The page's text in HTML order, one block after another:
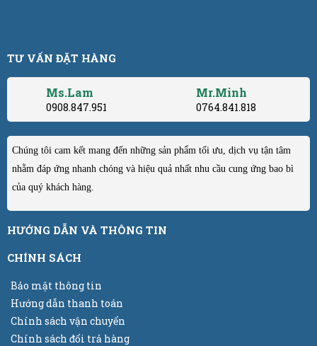
TƯ VẤN ĐẶT HÀNG
Ms.Lam
0908.847.951
Mr.Minh
0764.841.818
Chúng tôi cam kết mang đến những sản phẩm tối ưu, dịch vụ tận tâm
nhằm đáp ứng nhanh chóng và hiệu quả nhất nhu cầu cung ứng bao bì
của quý khách hàng.
HƯỚNG DẪN VÀ THÔNG TIN
CHÍNH SÁCH
Bảo mật thông tin
Hướng dẫn thanh toán
Chính sách vận chuyển
Chính sách đổi trả hàng